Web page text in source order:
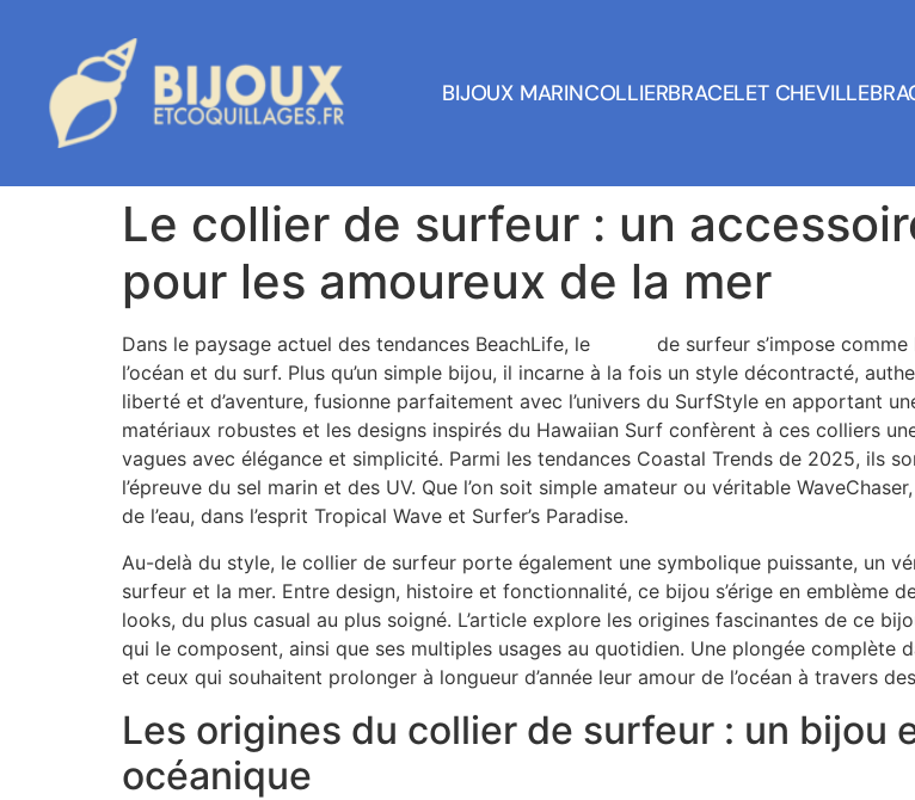
BIJOUX MARINCOLLIERBRACELET CHEVILLE
Le collier de surfeur : un
pour les amoureux de la mer
Dans le paysage actuel des tendances BeachLife, le
de surfeur s’impose
l’océan et du surf. Plus qu’un simple bijou, il incarne à la fois un style décontracté,
liberté et d’aventure, fusionne parfaitement avec l’univers du SurfStyle en apportant
matériaux robustes et les designs inspirés du Hawaiian Surf confèrent à ces colliers
vagues avec élégance et simplicité. Parmi les tendances Coastal Trends de 2025, ils
l’épreuve du sel marin et des UV. Que l’on soit simple amateur ou véritable
de l’eau, dans l’esprit Tropical Wave et Surfer’s Paradise.
Au-delà du style, le collier de surfeur porte également une symbolique puissante, un
surfeur et la mer. Entre design, histoire et fonctionnalité, ce bijou s’érige en emblème
looks, du plus casual au plus soigné. L’article explore les origines fascinantes de ce
qui le composent, ainsi que ses multiples usages au quotidien. Une plongée complète
et ceux qui souhaitent prolonger à longueur d’année leur amour de l’océan à travers
Les origines du collier de surfeur : un bijou
océanique